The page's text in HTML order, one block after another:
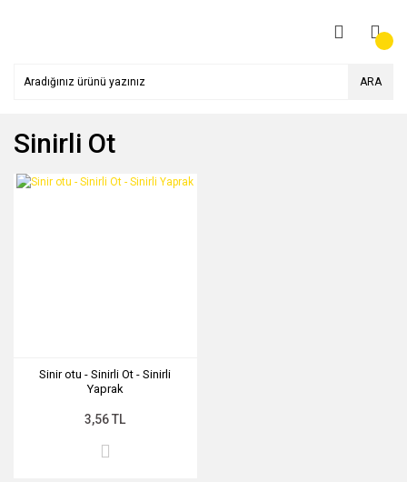
ARA
Sinirli Ot
Sinir otu - Sinirli Ot - Sinirli
Yaprak
3,56 TL